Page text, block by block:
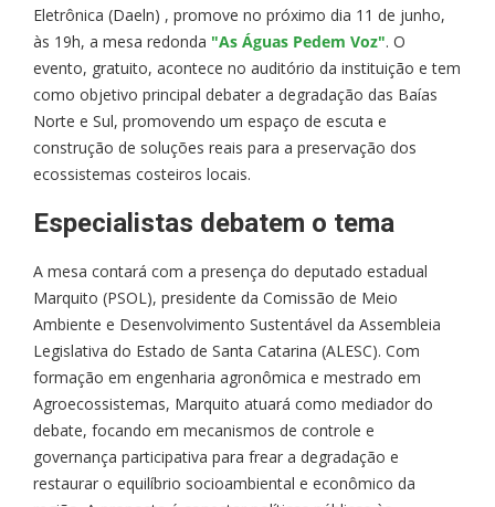
Eletrônica (Daeln) , promove no próximo dia 11 de junho,
às 19h, a mesa redonda "As Águas Pedem Voz". O
evento, gratuito, acontece no auditório da instituição e tem
como objetivo principal debater a degradação das Baías
Norte e Sul, promovendo um espaço de escuta e
construção de soluções reais para a preservação dos
ecossistemas costeiros locais.
Especialistas debatem o tema
A mesa contará com a presença do deputado estadual
Marquito (PSOL), presidente da Comissão de Meio
Ambiente e Desenvolvimento Sustentável da Assembleia
Legislativa do Estado de Santa Catarina (ALESC). Com
formação em engenharia agronômica e mestrado em
Agroecossistemas, Marquito atuará como mediador do
debate, focando em mecanismos de controle e
governança participativa para frear a degradação e
restaurar o equilíbrio socioambiental e econômico da